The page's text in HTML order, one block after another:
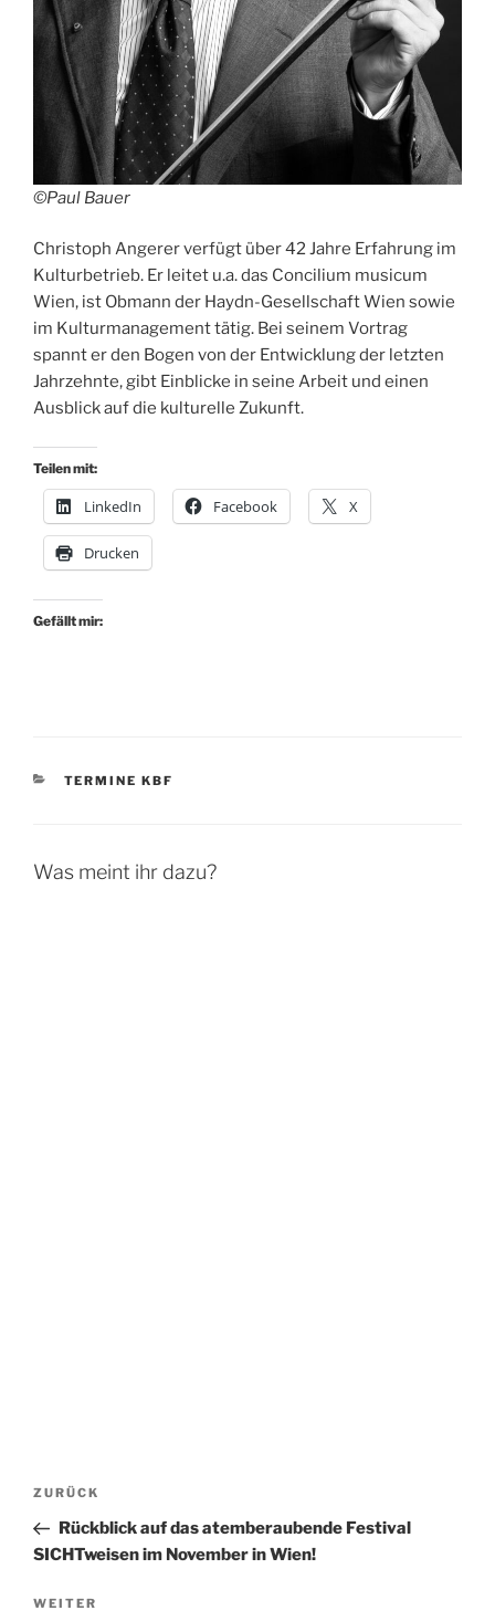
©Paul Bauer
Christoph Angerer verfügt über 42 Jahre Erfahrung im
Kulturbetrieb. Er leitet u.a. das Concilium musicum
Wien, ist Obmann der Haydn-Gesellschaft Wien sowie
im Kulturmanagement tätig. Bei seinem Vortrag
spannt er den Bogen von der Entwicklung der letzten
Jahrzehnte, gibt Einblicke in seine Arbeit und einen
Ausblick auf die kulturelle Zukunft.
Teilen mit:
LinkedIn Facebook X
Drucken
Gefällt mir:
KATEGORIEN
TERMINE KBF
Was meint ihr dazu?
Beitrags-
Vorheriger
Beitrag
ZURÜCK
Rückblick auf das atemberaubende Festival
SICHTweisen im November in Wien!
Nächster
WEITER